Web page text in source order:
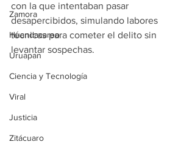
Zamora
Huandacareo
Uruapan
Ciencia y Tecnología
Viral
Justicia
Zitácuaro
con la que intentaban pasar
desapercibidos, simulando labores
técnicas para cometer el delito sin
levantar sospechas.